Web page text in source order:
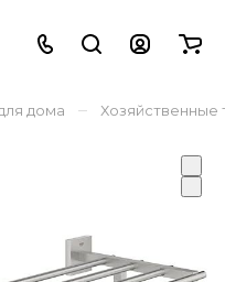
дома – Хозяйственные